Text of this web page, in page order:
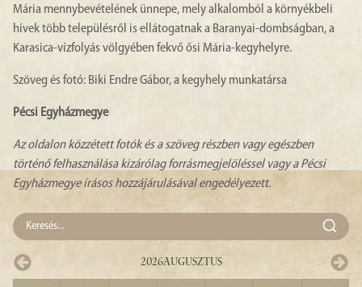
Mária mennybevételének ünnepe, mely alkalomból a környékbeli
hívek több településről is ellátogatnak a Baranyai-dombságban, a
Karasica-vízfolyás völgyében fekvő ősi Mária-kegyhelyre.
Szöveg és fotó: Biki Endre Gábor, a kegyhely munkatársa
Pécsi Egyházmegye
Az oldalon közzétett fotók és a szöveg részben vagy egészben
történő felhasználása kizárólag forrásmegjelöléssel vagy a Pécsi
Egyházmegye írásos hozzájárulásával engedélyezett.
2026Augusztus